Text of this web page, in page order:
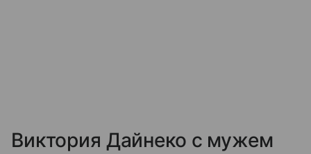
Виктория Дайнеко с мужем